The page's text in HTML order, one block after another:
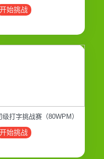
开始挑战
级打字挑战赛（80WPM）
开始挑战